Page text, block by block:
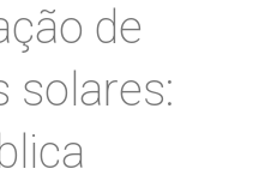
de
solares: